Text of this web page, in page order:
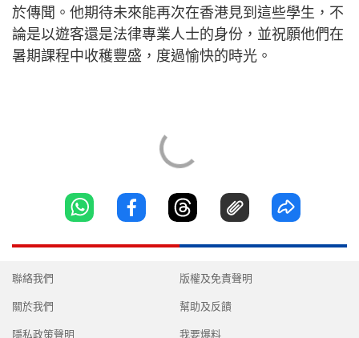
於傳聞。他期待未來能再次在香港見到這些學生，不
論是以遊客還是法律專業人士的身份，並祝願他們在
暑期課程中收穫豐盛，度過愉快的時光。
聯絡我們
關於我們
隱私政策聲明
版權及免責聲明
幫助及反饋
我要爆料